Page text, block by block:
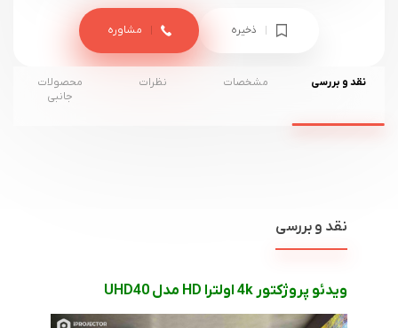
ذخیره مشاوره
نقد و بررسی مشخصات نظرات
محصولات
جانبی
نقد و بررسی
ویدئو پروژکتور 4kاولترا HD مدل UHD40